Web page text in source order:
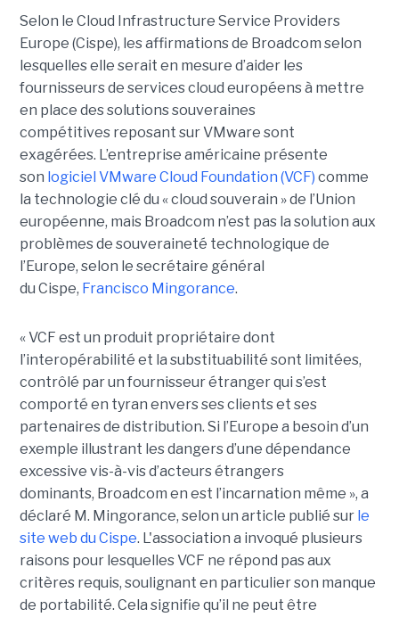
Selon le Cloud Infrastructure Service Providers
Europe (Cispe), les affirmations de Broadcom selon
lesquelles elle serait en mesure d’aider les
fournisseurs de services cloud européens à mettre
en place des solutions souveraines
compétitives reposant sur VMware sont
exagérées. L’entreprise américaine présente
son logiciel VMware Cloud Foundation (VCF) comme
la technologie clé du « cloud souverain » de l’Union
européenne, mais Broadcom n’est pas la solution aux
problèmes de souveraineté technologique de
l’Europe, selon le secrétaire général
du Cispe, Francisco Mingorance.
« VCF est un produit propriétaire dont
l’interopérabilité et la substituabilité sont limitées,
contrôlé par un fournisseur étranger qui s’est
comporté en tyran envers ses clients et ses
partenaires de distribution. Si l’Europe a besoin d’un
exemple illustrant les dangers d’une dépendance
excessive vis-à-vis d’acteurs étrangers
dominants, Broadcom en est l’incarnation même », a
déclaré M. Mingorance, selon un article publié sur le
site web du Cispe. L'association a invoqué plusieurs
raisons pour lesquelles VCF ne répond pas aux
critères requis, soulignant en particulier son manque
de portabilité. Cela signifie qu’il ne peut être